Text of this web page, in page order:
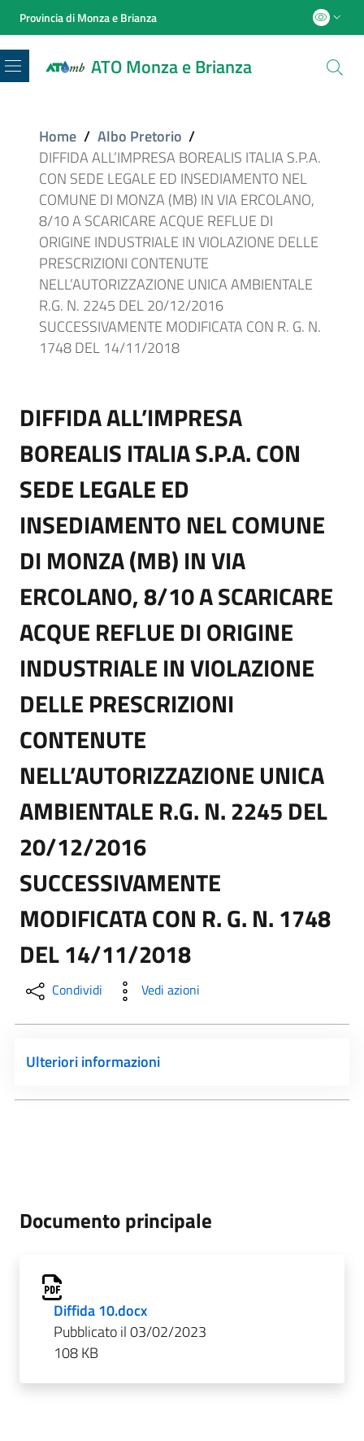
Provincia di Monza e Brianza
ATO Monza e Brianza
Menu
Home / Albo Pretorio /
DIFFIDA ALL’IMPRESA BOREALIS ITALIA S.P.A.
CON SEDE LEGALE ED INSEDIAMENTO NEL
COMUNE DI MONZA (MB) IN VIA ERCOLANO,
8/10 A SCARICARE ACQUE REFLUE DI
ORIGINE INDUSTRIALE IN VIOLAZIONE DELLE
PRESCRIZIONI CONTENUTE
NELL’AUTORIZZAZIONE UNICA AMBIENTALE
R.G. N. 2245 DEL 20/12/2016
SUCCESSIVAMENTE MODIFICATA CON R. G. N.
1748 DEL 14/11/2018
DIFFIDA ALL’IMPRESA
BOREALIS ITALIA S.P.A. CON
SEDE LEGALE ED
INSEDIAMENTO NEL COMUNE
DI MONZA (MB) IN VIA
ERCOLANO, 8/10 A SCARICARE
ACQUE REFLUE DI ORIGINE
INDUSTRIALE IN VIOLAZIONE
DELLE PRESCRIZIONI
CONTENUTE
NELL’AUTORIZZAZIONE UNICA
AMBIENTALE R.G. N. 2245 DEL
20/12/2016
SUCCESSIVAMENTE
MODIFICATA CON R. G. N. 1748
DEL 14/11/2018
Condividi Vedi azioni
Ulteriori informazioni
Documento principale
Diffida 10.docx
Pubblicato il 03/02/2023
108 KB